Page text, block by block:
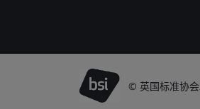
© 英国标准协